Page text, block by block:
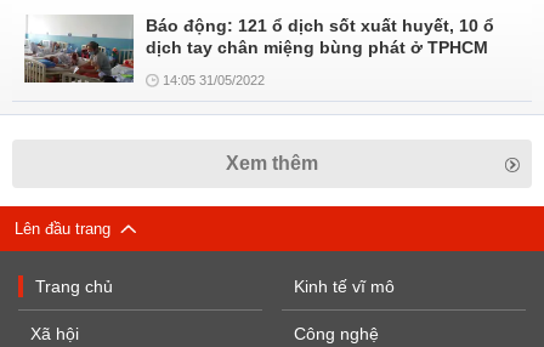
Báo động: 121 ổ dịch sốt xuất huyết, 10 ổ
dịch tay chân miệng bùng phát ở TPHCM
14:05 31/05/2022
Xem thêm
Lên đầu trang
Trang chủ
Xã hội
Kinh tế vĩ mô
Công nghệ